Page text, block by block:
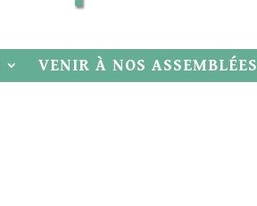
VENIR À NOS ASSEMBLÉES